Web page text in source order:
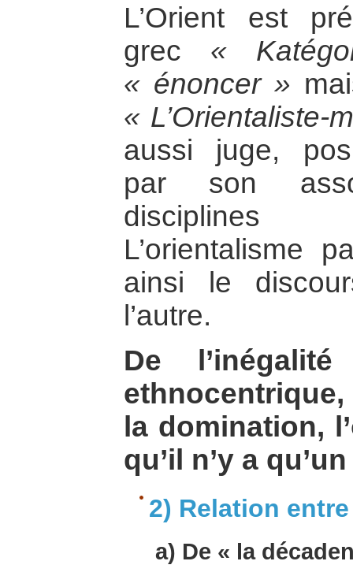
L’Orient est
grec «
« énoncer »
« L’Orientaliste-
aussi juge,
par son
disciplines
L’orientalisme
ainsi le
l’autre.
De
la domination,
qu’il n’y a
2) Relation
a) De « la